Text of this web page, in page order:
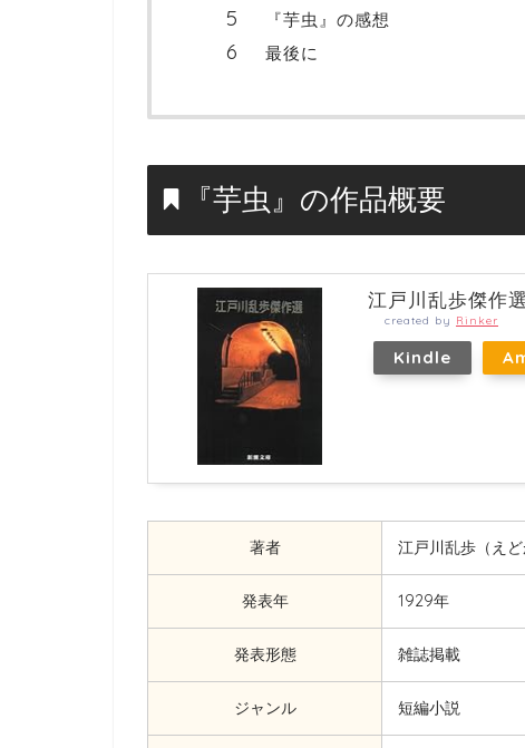
『芋虫』の感想
最後に
『芋虫』の作品概要
江戸川乱歩傑作選
created by Rinker
Kindle
著者 江戸川乱歩（えど
発表年 1929年
発表形態 雑誌掲載
ジャンル 短編小説